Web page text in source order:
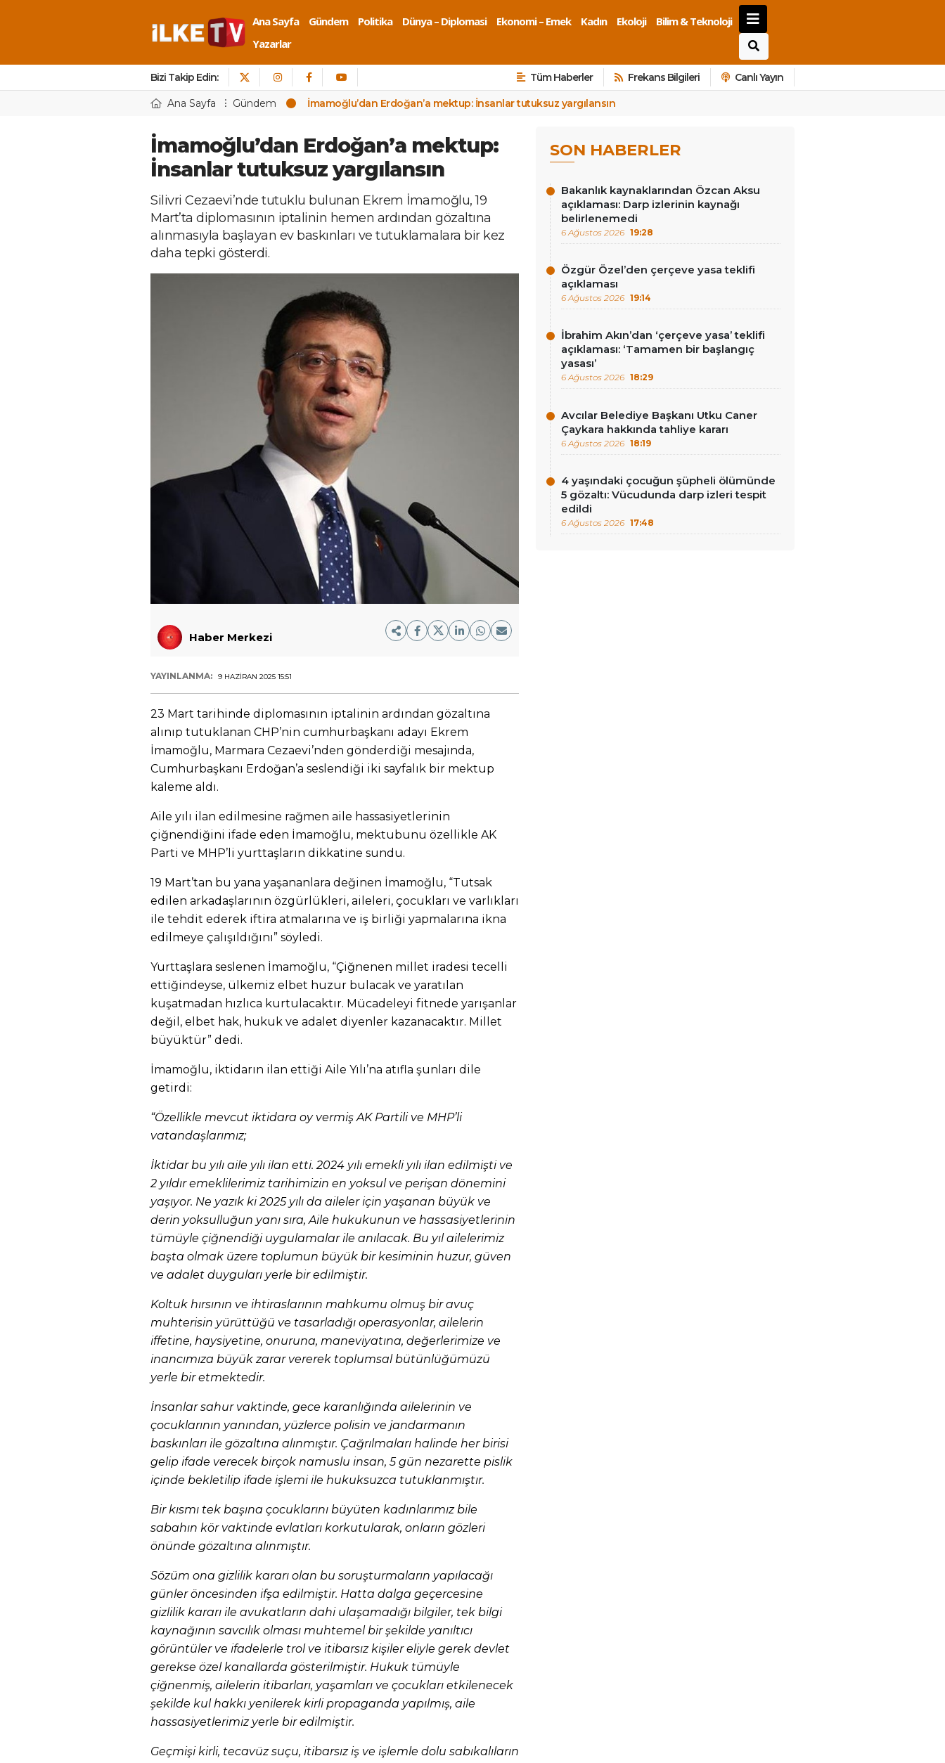
Ana Sayfa Gündem Politika Dünya – Diplomasi Ekonomi – Emek Kadın Ekoloji
Bilim & Teknoloji
Yazarlar
Bizi Takip Edin: Tüm Haberler Frekans Bilgileri Canlı Yayın
Ana Sayfa Gündem İmamoğlu’dan Erdoğan’a mektup: İnsanlar tutuksuz yargılansın
İmamoğlu’dan Erdoğan’a mektup:
İnsanlar tutuksuz yargılansın
Silivri Cezaevi’nde tutuklu bulunan Ekrem İmamoğlu, 19
Mart’ta diplomasının iptalinin hemen ardından gözaltına
alınmasıyla başlayan ev baskınları ve tutuklamalara bir kez
daha tepki gösterdi.
Haber Merkezi
YAYINLANMA: 9 HAZIRAN 2025 15:51
23 Mart tarihinde diplomasının iptalinin ardından gözaltına
alınıp tutuklanan CHP’nin cumhurbaşkanı adayı Ekrem
İmamoğlu, Marmara Cezaevi’nden gönderdiği mesajında,
Cumhurbaşkanı Erdoğan’a seslendiği iki sayfalık bir mektup
kaleme aldı.
Aile yılı ilan edilmesine rağmen aile hassasiyetlerinin
çiğnendiğini ifade eden İmamoğlu, mektubunu özellikle AK
Parti ve MHP’li yurttaşların dikkatine sundu.
19 Mart’tan bu yana yaşananlara değinen İmamoğlu, “Tutsak
edilen arkadaşlarının özgürlükleri, aileleri, çocukları ve varlıkları
ile tehdit ederek iftira atmalarına ve iş birliği yapmalarına ikna
edilmeye çalışıldığını” söyledi.
Yurttaşlara seslenen İmamoğlu, “Çiğnenen millet iradesi tecelli
ettiğindeyse, ülkemiz elbet huzur bulacak ve yaratılan
kuşatmadan hızlıca kurtulacaktır. Mücadeleyi fitnede yarışanlar
değil, elbet hak, hukuk ve adalet diyenler kazanacaktır. Millet
büyüktür” dedi.
İmamoğlu, iktidarın ilan ettiği Aile Yılı’na atıfla şunları dile
getirdi:
“Özellikle mevcut iktidara oy vermiş AK Partili ve MHP’li
vatandaşlarımız;
İktidar bu yılı aile yılı ilan etti. 2024 yılı emekli yılı ilan edilmişti ve
2 yıldır emeklilerimiz tarihimizin en yoksul ve perişan dönemini
yaşıyor. Ne yazık ki 2025 yılı da aileler için yaşanan büyük ve
derin yoksulluğun yanı sıra, Aile hukukunun ve hassasiyetlerinin
tümüyle çiğnendiği uygulamalar ile anılacak. Bu yıl ailelerimiz
başta olmak üzere toplumun büyük bir kesiminin huzur, güven
ve adalet duyguları yerle bir edilmiştir.
Koltuk hırsının ve ihtiraslarının mahkumu olmuş bir avuç
muhterisin yürüttüğü ve tasarladığı operasyonlar, ailelerin
iffetine, haysiyetine, onuruna, maneviyatına, değerlerimize ve
inancımıza büyük zarar vererek toplumsal bütünlüğümüzü
yerle bir etmektedir.
İnsanlar sahur vaktinde, gece karanlığında ailelerinin ve
çocuklarının yanından, yüzlerce polisin ve jandarmanın
baskınları ile gözaltına alınmıştır. Çağrılmaları halinde her birisi
gelip ifade verecek birçok namuslu insan, 5 gün nezarette pislik
içinde bekletilip ifade işlemi ile hukuksuzca tutuklanmıştır.
Bir kısmı tek başına çocuklarını büyüten kadınlarımız bile
sabahın kör vaktinde evlatları korkutularak, onların gözleri
önünde gözaltına alınmıştır.
Sözüm ona gizlilik kararı olan bu soruşturmaların yapılacağı
günler öncesinden ifşa edilmiştir. Hatta dalga geçercesine
gizlilik kararı ile avukatların dahi ulaşamadığı bilgiler, tek bilgi
kaynağının savcılık olması muhtemel bir şekilde yanıltıcı
görüntüler ve ifadelerle trol ve itibarsız kişiler eliyle gerek devlet
gerekse özel kanallarda gösterilmiştir. Hukuk tümüyle
çiğnenmiş, ailelerin itibarları, yaşamları ve çocukları etkilenecek
şekilde kul hakkı yenilerek kirli propaganda yapılmış, aile
hassasiyetlerimiz yerle bir edilmiştir.
Geçmişi kirli, tecavüz suçu, itibarsız iş ve işlemle dolu sabıkalıların
SON HABERLER
Bakanlık kaynaklarından Özcan Aksu
açıklaması: Darp izlerinin kaynağı
belirlenemedi
6 Ağustos 2026 19:28
Özgür Özel’den çerçeve yasa teklifi
açıklaması
6 Ağustos 2026 19:14
İbrahim Akın’dan ‘çerçeve yasa’ teklifi
açıklaması: ‘Tamamen bir başlangıç
yasası’
6 Ağustos 2026 18:29
Avcılar Belediye Başkanı Utku Caner
Çaykara hakkında tahliye kararı
6 Ağustos 2026 18:19
4 yaşındaki çocuğun şüpheli ölümünde
5 gözaltı: Vücudunda darp izleri tespit
edildi
6 Ağustos 2026 17:48